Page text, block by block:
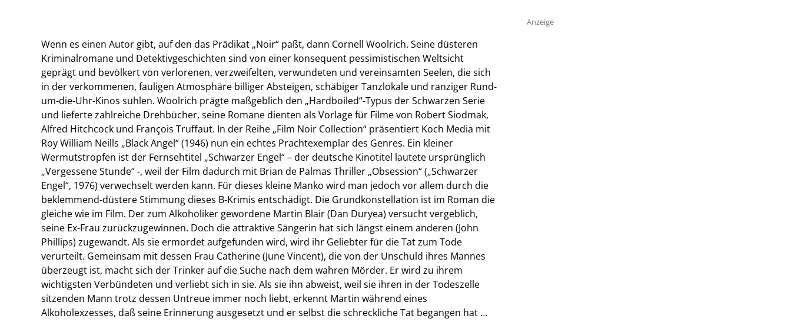
Wenn es einen Autor gibt, auf den das Prädikat „Noir“ paßt, dann Cornell Woolrich. Seine düsteren
Kriminalromane und Detektivgeschichten sind von einer konsequent pessimistischen Weltsicht
geprägt und bevölkert von verlorenen, verzweifelten, verwundeten und vereinsamten Seelen, die sich
in der verkommenen, fauligen Atmosphäre billiger Absteigen, schäbiger Tanzlokale und ranziger Rund-
um-die-Uhr-Kinos suhlen. Woolrich prägte maßgeblich den „Hardboiled“-Typus der Schwarzen Serie
und lieferte zahlreiche Drehbücher, seine Romane dienten als Vorlage für Filme von Robert Siodmak,
Alfred Hitchcock und François Truffaut. In der Reihe „Film Noir Collection“ präsentiert Koch Media mit
Roy William Neills „Black Angel“ (1946) nun ein echtes Prachtexemplar des Genres. Ein kleiner
Wermutstropfen ist der Fernsehtitel „Schwarzer Engel“ – der deutsche Kinotitel lautete ursprünglich
„Vergessene Stunde“ -, weil der Film dadurch mit Brian de Palmas Thriller „Obsession“ („Schwarzer
Engel“, 1976) verwechselt werden kann. Für dieses kleine Manko wird man jedoch vor allem durch die
beklemmend-düstere Stimmung dieses B-Krimis entschädigt. Die Grundkonstellation ist im Roman die
gleiche wie im Film. Der zum Alkoholiker gewordene Martin Blair (Dan Duryea) versucht vergeblich,
seine Ex-Frau zurückzugewinnen. Doch die attraktive Sängerin hat sich längst einem anderen (John
Phillips) zugewandt. Als sie ermordet aufgefunden wird, wird ihr Geliebter für die Tat zum Tode
verurteilt. Gemeinsam mit dessen Frau Catherine (June Vincent), die von der Unschuld ihres Mannes
überzeugt ist, macht sich der Trinker auf die Suche nach dem wahren Mörder. Er wird zu ihrem
wichtigsten Verbündeten und verliebt sich in sie. Als sie ihn abweist, weil sie ihren in der Todeszelle
sitzenden Mann trotz dessen Untreue immer noch liebt, erkennt Martin während eines
Alkoholexzesses, daß seine Erinnerung ausgesetzt und er selbst die schreckliche Tat begangen hat …
Anzeige